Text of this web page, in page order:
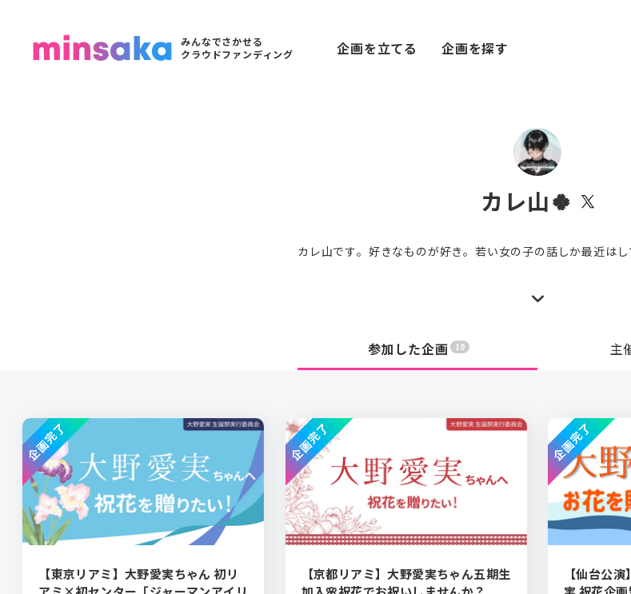
みんなでさかせる
クラウドファンディング
企画を立てる 企画を探す
カレ山🍀
カレ山です。好きなものが好き。若い女の子の話しか最近はし
参加した企画 10 主
【東京リアミ】大野愛実ちゃん 初リ
企画完了
【京都リアミ】大野愛実ちゃん五期生
企画完了
【仙台公
企画完了